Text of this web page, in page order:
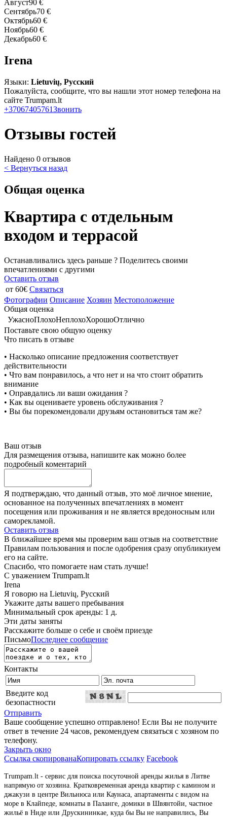
Август90 €
Сентябрь70 €
Октябрь60 €
Ноябрь60 €
Декабрь60 €
Irena
Языки: Lietuvių, Русский
Пожалуйста, сообщите, что вы нашли этот номер телефона на
сайте Trumpam.lt
+37067405761Звонить
Отзывы гостей
Найдено 0 отзывов
< Вернуться назад
Общая оценка
Квартира с отдельным
входом и террасой
Останавливались здесь раньше ? Поделитесь своими
впечатлениями с другими
Оставить отзыв
от 60€ Связаться
Фотографии Описание Хозяин Местоположение
Общая оценка
УжасноПлохоНеплохоХорошоОтлично
Поставьте свою общую оценку
Что писать в отзыве
• Насколько описание предложения соответствует
действительности
• Что вам понравилось, а что нет и на что стоит обратить
внимание
• Оправдались ли ваши ожидания ?
• Как вы оцениваете уровень обслуживания ?
• Вы бы порекомендовали друзьям остановиться там же?
Ваш отзыв
Для размещения отзыва, напишите как можно более
подробный коментарий
Я подтверждаю, что данный отзыв, это моё личное мнение,
основанное на полученных впечатлениях в момент
посещения или проживания и не является вредоносным или
саморекламой.
Оставить отзыв
В ближайшее время мы проверим ваш отзыв на соответствие
Правилам пользования и после одобрения сразу опубликиуем
его на сайте.
Спасибо, что помогаете нам стать лучше!
С уважением Trumpam.lt
Irena
Я говорю на Lietuvių, Русский
Укажите даты вашего пребывания
Минимальный срок аренды: 1 д.
Эти даты заняты
Расскажите больше о себе и своём приезде
ПисьмоПоследнее сообщение
Контакты
Введите код
безопастности
Отправить
Ваше сообщение успешно отправлено! Если Вы не получите
ответ в течение 24 часов, рекомендуем связаться с хозяном по
телефону.
Закрыть окно
Ссылка скопированаКопировать ссылку Facebook
Trumpam.lt - сервис для поиска посуточной аренды жилья в Литве
напрямую от хозяина. Кратковременная аренда квартир с камином и
джакузи в центре Вильнюса или Каунаса, апартаменты с видом на
море в Клайпеде, комнаты в Паланге, домики в Швянтойи, частное
жильё в Ниде или Друскининкае, куда бы Вы не направились, Вы